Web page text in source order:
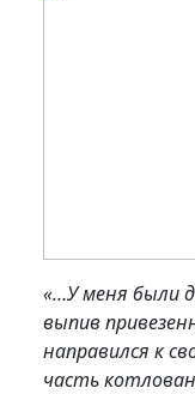
«…У меня были
выпив
направился к
часть